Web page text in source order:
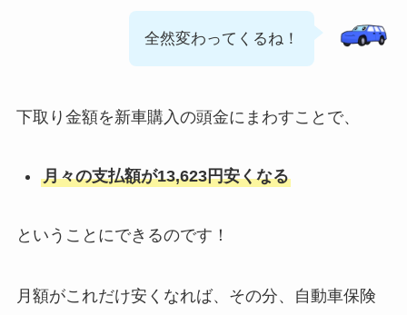
全然変わってくるね！
下取り金額を新車購入の頭金にまわすことで、
月々の支払額が13,623円安くなる
ということにできるのです！
月額がこれだけ安くなれば、その分、自動車保険